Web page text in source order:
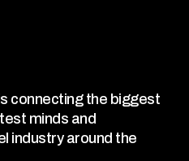
connecting the biggest
minds and
industry around the